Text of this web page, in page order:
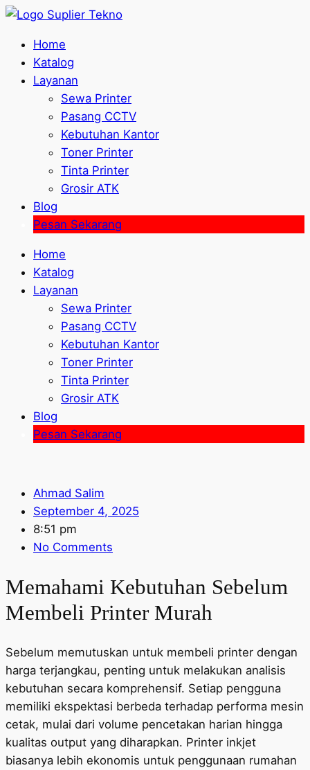
Home
Katalog
Layanan
Sewa Printer
Pasang CCTV
Kebutuhan Kantor
Toner Printer
Tinta Printer
Grosir ATK
Blog
Pesan Sekarang
Home
Katalog
Layanan
Sewa Printer
Pasang CCTV
Kebutuhan Kantor
Toner Printer
Tinta Printer
Grosir ATK
Blog
Pesan Sekarang
Ahmad Salim
September 4, 2025
8:51 pm
No Comments
Memahami Kebutuhan Sebelum
Membeli Printer Murah
Sebelum memutuskan untuk membeli printer dengan
harga terjangkau, penting untuk melakukan analisis
kebutuhan secara komprehensif. Setiap pengguna
memiliki ekspektasi berbeda terhadap performa mesin
cetak, mulai dari volume pencetakan harian hingga
kualitas output yang diharapkan. Printer inkjet
biasanya lebih ekonomis untuk penggunaan rumahan